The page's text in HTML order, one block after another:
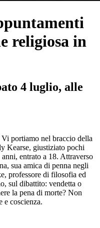
religiosa in
4 luglio, alle
portiamo nel braccio della
Kearse, giustiziato pochi
entrato a 18. Attraverso
sua amica di penna negli
professore di filosofia ed
sul dibattito: vendetta o
la pena di morte? Non
e coscienza.